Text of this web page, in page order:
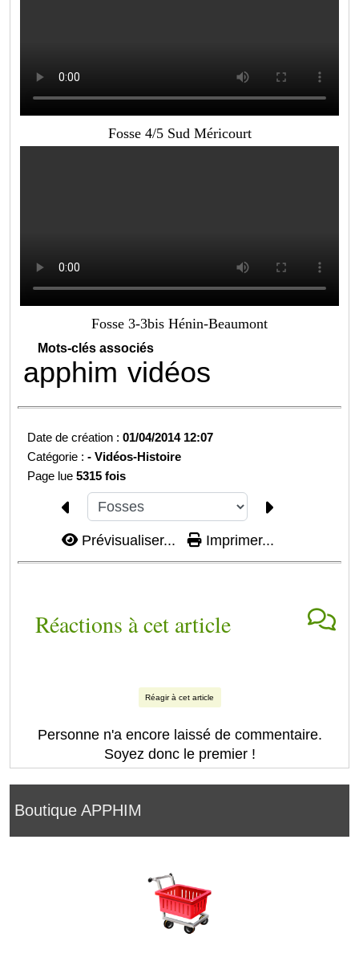
Boutique APPHIM
Fosse 4/5 Sud Méricourt
Fosse 3-3bis Hénin-Beaumont
Mots-clés associés
apphim vidéos
Date de création :01/04/2014 12:07
Catégorie :-Vidéos-Histoire
Page lue5315 fois
Prévisualiser... Imprimer...
Réactions à cet article
Réagir à cet article
Personne n'a encore laissé de commentaire.
Soyez donc le premier !